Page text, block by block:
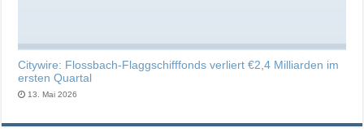
Citywire: Flossbach-Flaggschifffonds verliert €2,4 Milliarden im
ersten Quartal
13. Mai 2026